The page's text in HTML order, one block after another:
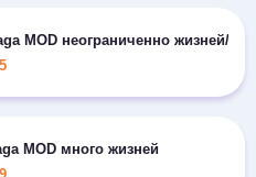
MOD неограниченно жизней/80
MOD много жизней